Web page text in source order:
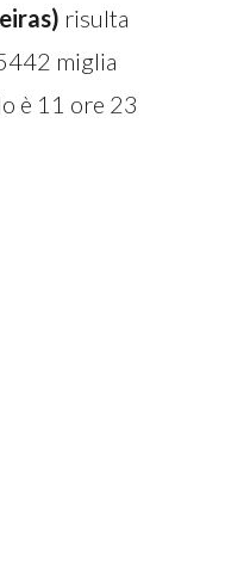
risulta
miglia
è 11 ore 23